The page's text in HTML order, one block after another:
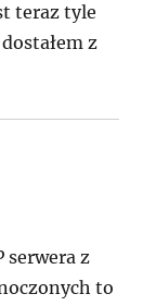
teraz tyle
z
serwera z
to